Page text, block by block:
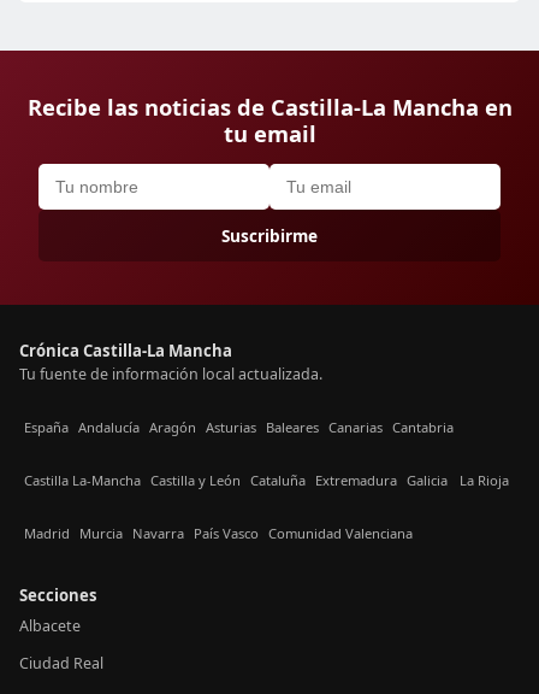
Recibe las noticias de Castilla-La Mancha en
tu email
Suscribirme
Crónica Castilla-La Mancha
Tu fuente de información local actualizada.
España Andalucía Aragón Asturias Baleares Canarias Cantabria
Castilla La-Mancha Castilla y León Cataluña Extremadura Galicia La Rioja
Madrid Murcia Navarra País Vasco Comunidad Valenciana
Secciones
Albacete
Ciudad Real